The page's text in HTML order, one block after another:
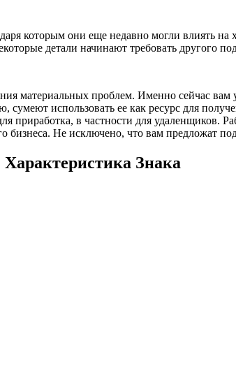
которым они еще недавно могли влиять на
детали начинают требовать другого
материальных проблем. Именно сейчас вам
использовать ее как ресурс для
в частности для удаленщиков.
Не исключено, что вам предложат
Характеристика Знака